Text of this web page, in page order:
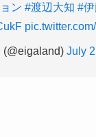
ン #渡辺大知 #
July